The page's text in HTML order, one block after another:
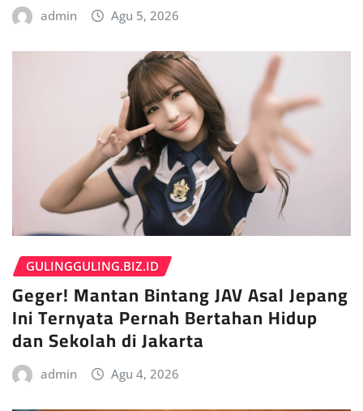
admin Agu 5, 2026
GULINGGULING.BIZ.ID
Geger! Mantan Bintang JAV Asal Jepang
Ini Ternyata Pernah Bertahan Hidup
dan Sekolah di Jakarta
admin Agu 4, 2026